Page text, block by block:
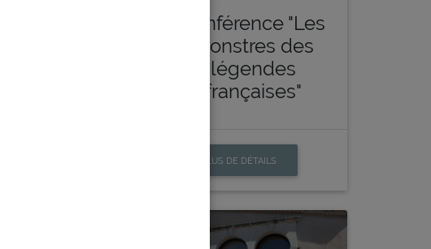
Conférence "Les
monstres des
légendes
françaises"
PLUS DE DÉTAILS